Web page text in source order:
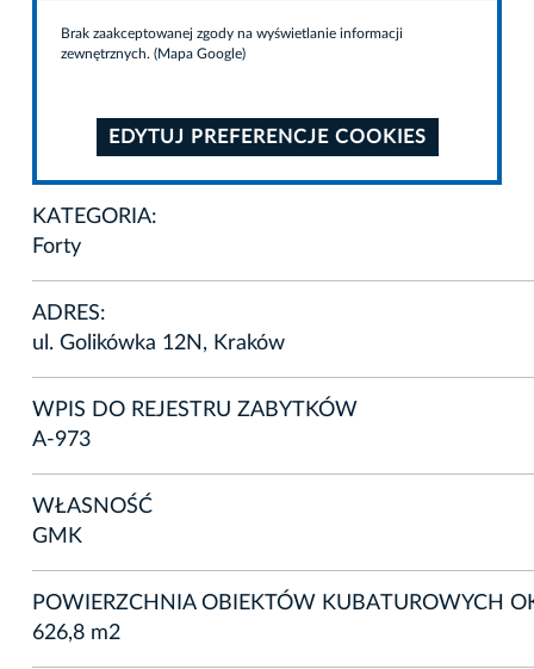
Brak zaakceptowanej zgody na wyświetlanie informacji
zewnętrznych. (Mapa Google)
EDYTUJ PREFERENCJE COOKIES
KATEGORIA:
Forty
ADRES:
ul. Golikówka 12N, Kraków
WPIS DO REJESTRU ZABYTKÓW
A-973
WŁASNOŚĆ
GMK
POWIERZCHNIA OBIEKTÓW KUBATUROWYCH
626,8 m2